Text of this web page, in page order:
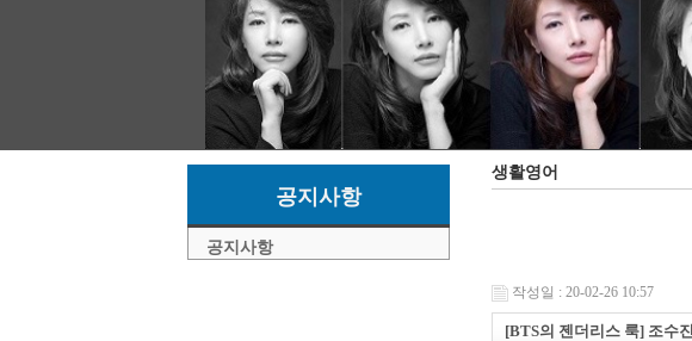
공지사항
공지사항
생활영어
작성일 : 20-02-26 10:57
[BTS의 젠더리스 룩] 조수